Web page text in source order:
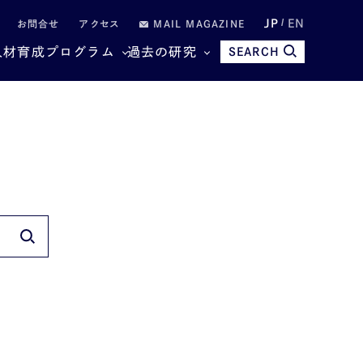
お問合せ アクセス MAIL MAGAZINE JP EN
材育成プログラム 過去の研究 SEARCH